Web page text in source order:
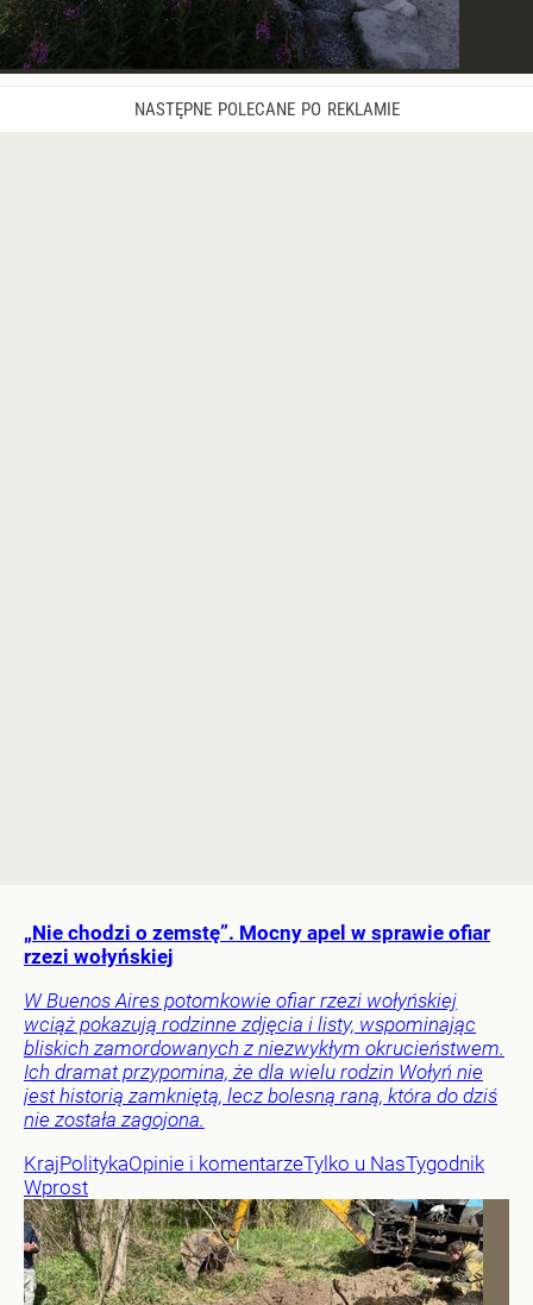
„Nie chodzi o zemstę”. Mocny apel w sprawie ofiar
rzezi wołyńskiej
W Buenos Aires potomkowie ofiar rzezi wołyńskiej
wciąż pokazują rodzinne zdjęcia i listy, wspominając
bliskich zamordowanych z niezwykłym okrucieństwem.
Ich dramat przypomina, że dla wielu rodzin Wołyń nie
jest historią zamkniętą, lecz bolesną raną, która do dziś
nie została zagojona.
KrajPolitykaOpinie i komentarzeTylko u NasTygodnik
Wprost